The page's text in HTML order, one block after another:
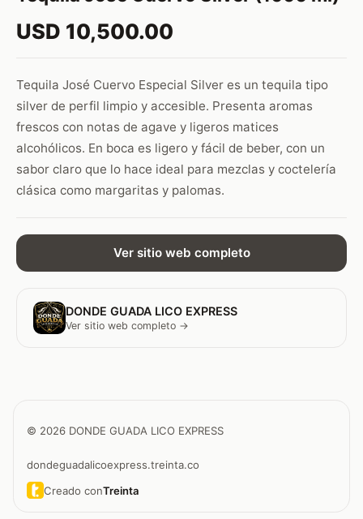
USD 10,500.00
Tequila José Cuervo Especial Silver es un tequila tipo
silver de perfil limpio y accesible. Presenta aromas
frescos con notas de agave y ligeros matices
alcohólicos. En boca es ligero y fácil de beber, con un
sabor claro que lo hace ideal para mezclas y coctelería
clásica como margaritas y palomas.
Ver sitio web completo
DONDE GUADA LICO EXPRESS
Ver sitio web completo →
© 2026 DONDE GUADA LICO EXPRESS
dondeguadalicoexpress.treinta.co
Creado conTreinta